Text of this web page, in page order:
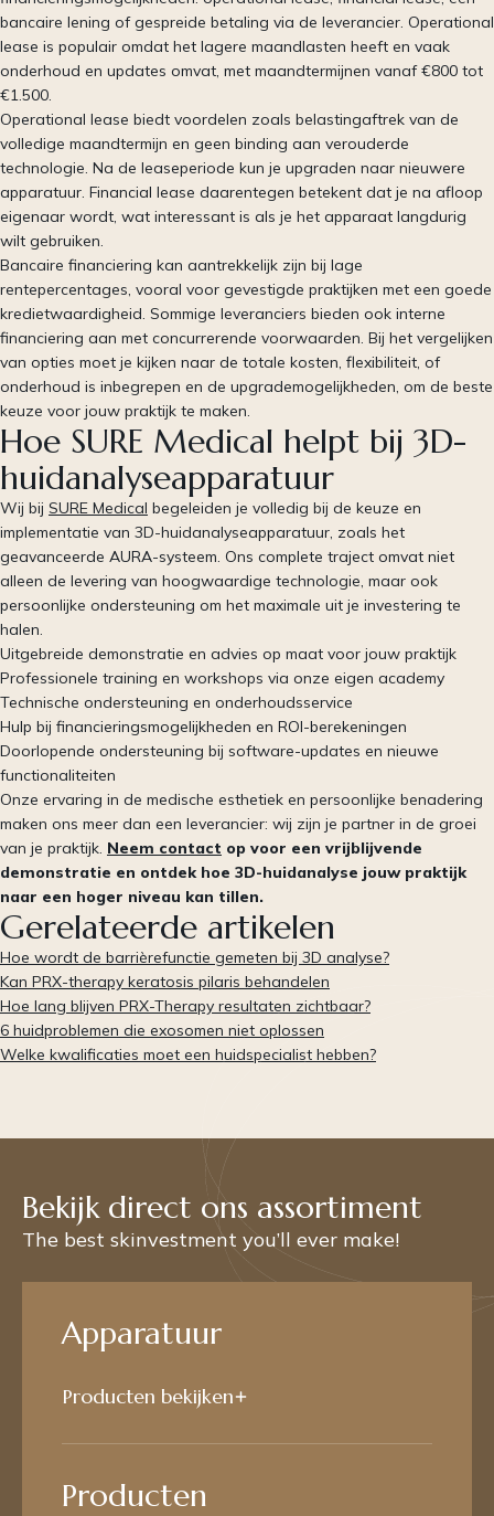
bancaire lening of gespreide betaling via de leverancier. Operational
lease is populair omdat het lagere maandlasten heeft en vaak
onderhoud en updates omvat, met maandtermijnen vanaf €800 tot
€1.500.
Operational lease biedt voordelen zoals belastingaftrek van de
volledige maandtermijn en geen binding aan verouderde
technologie. Na de leaseperiode kun je upgraden naar nieuwere
apparatuur. Financial lease daarentegen betekent dat je na afloop
eigenaar wordt, wat interessant is als je het apparaat langdurig
wilt gebruiken.
Bancaire financiering kan aantrekkelijk zijn bij lage
rentepercentages, vooral voor gevestigde praktijken met een goede
kredietwaardigheid. Sommige leveranciers bieden ook interne
financiering aan met concurrerende voorwaarden. Bij het vergelijken
van opties moet je kijken naar de totale kosten, flexibiliteit, of
onderhoud is inbegrepen en de upgrademogelijkheden, om de beste
keuze voor jouw praktijk te maken.
Hoe SURE Medical helpt bij 3D-
huidanalyseapparatuur
Wij bij SURE Medical begeleiden je volledig bij de keuze en
implementatie van 3D-huidanalyseapparatuur, zoals het
geavanceerde AURA-systeem. Ons complete traject omvat niet
alleen de levering van hoogwaardige technologie, maar ook
persoonlijke ondersteuning om het maximale uit je investering te
halen.
Uitgebreide demonstratie en advies op maat voor jouw praktijk
Professionele training en workshops via onze eigen academy
Technische ondersteuning en onderhoudsservice
Hulp bij financieringsmogelijkheden en ROI-berekeningen
Doorlopende ondersteuning bij software-updates en nieuwe
functionaliteiten
Onze ervaring in de medische esthetiek en persoonlijke benadering
maken ons meer dan een leverancier: wij zijn je partner in de groei
van je praktijk. Neem contact op voor een vrijblijvende
demonstratie en ontdek hoe 3D-huidanalyse jouw praktijk
naar een hoger niveau kan tillen.
Gerelateerde artikelen
Hoe wordt de barrièrefunctie gemeten bij 3D analyse?
Kan PRX-therapy keratosis pilaris behandelen
Hoe lang blijven PRX-Therapy resultaten zichtbaar?
6 huidproblemen die exosomen niet oplossen
Welke kwalificaties moet een huidspecialist hebben?
Bekijk direct ons assortiment
The best skinvestment you’ll ever make!
Apparatuur
Producten bekijken
Producten